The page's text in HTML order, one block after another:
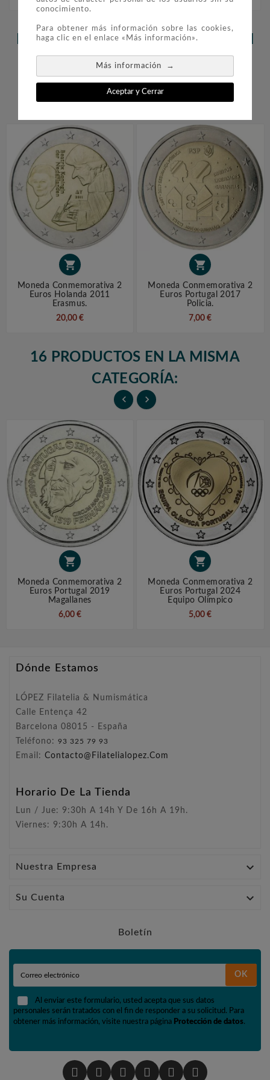
conocimiento.
Para obtener más información sobre las cookies,
haga clic en el enlace «Más información».
Más información →
Aceptar y Cerrar
LOS CLIENTES QUE ADQUIRIERON
ESTE PRODUCTO TAMBIÉN
COMPRARON:
 

Moneda Conmemorativa 2
Euros Holanda 2011
Erasmus.
20,00 €

Moneda Conmemorativa 2
Euros Portugal 2017
Policia.
7,00 €
16 PRODUCTOS EN LA MISMA
CATEGORÍA:
 

Moneda Conmemorativa 2
Euros Portugal 2019
Magallanes
6,00 €

Moneda Conmemorativa 2
Euros Portugal 2024
Equipo Olímpico
5,00 €
Dónde Estamos
LÓPEZ Filatelia & Numismática
Calle Entença 42
Barcelona 08015 - España
Teléfono: 93 325 79 93
Email: Contacto@filatelialopez.com
Horario De La Tienda
Lun / Jue: 9:30h A 14h Y De 16h A 19h.
Viernes: 9:30h A 14h.
Nuestra Empresa 
Su Cuenta 
Boletín
OK
Al enviar este formulario, usted acepta que sus datos
personales serán tratados con el fin de responder a su solicitud. Para
obtener más información, visite nuestra página Protección de datos.